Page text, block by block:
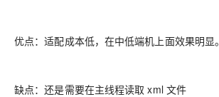
优点：适配成本低，在中低端机上面效果明显。
缺点：还是需要在主线程读取 xml 文件